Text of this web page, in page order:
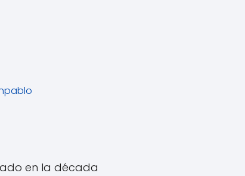
en la década